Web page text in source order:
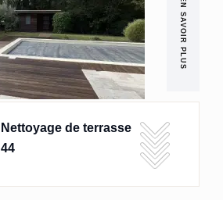
EN SAVOIR PLUS
Nettoyage de terrasse
44